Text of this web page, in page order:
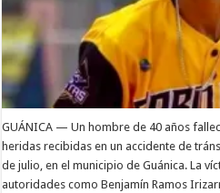
GUÁNICA — Un hombre de 40 años
heridas recibidas en un accidente de
de julio, en el municipio de Guánica. La
autoridades como Benjamín Ramos